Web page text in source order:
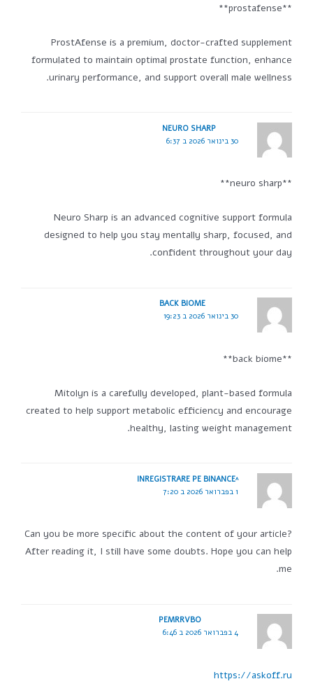
**prostafense**
ProstAfense is a premium, doctor-crafted supplement
formulated to maintain optimal prostate function, enhance
urinary performance, and support overall male wellness.
NEURO SHARP
30 בינואר 2026 ב 6:37
**neuro sharp**
Neuro Sharp is an advanced cognitive support formula
designed to help you stay mentally sharp, focused, and
confident throughout your day.
BACK BIOME
30 בינואר 2026 ב 19:23
**back biome**
Mitolyn is a carefully developed, plant-based formula
created to help support metabolic efficiency and encourage
healthy, lasting weight management.
^INREGISTRARE PE BINANCE
1 בפברואר 2026 ב 7:20
Can you be more specific about the content of your article?
After reading it, I still have some doubts. Hope you can help
me.
PEMRRVBO
4 בפברואר 2026 ב 6:46
https://askoff.ru